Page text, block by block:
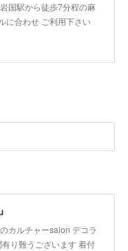
国駅から徒歩7分程の麻
に合わせ ご利用下さい
カルチャーsalon デコラ
り難うございます 着付